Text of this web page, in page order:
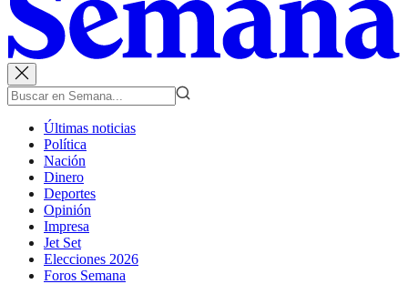
Últimas noticias
Política
Nación
Dinero
Deportes
Opinión
Impresa
Jet Set
Elecciones 2026
Foros Semana